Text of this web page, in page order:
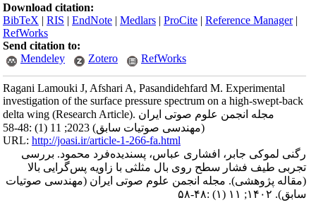
Download citation:
BibTeX |RIS |EndNote |Medlars |ProCite |Reference Manager
RefWorks
Send citation to:
Mendeley
Zotero RefWorks
Ragani Lamouki J, Afshari A, Pasandidehfard M. Experimental
investigation of the surface pressure spectrum on a high-swept-back
delta wing (Research Article). مجله انجمن علوم صوتی ایران
(مهندسی صوتیات سابق) 2023; 11 (1) :48-58
URL:http://joasi.ir/article-1-266-fa.html
رگنی لموکی جابر، افشاری عباس، پسندیده‌فرد محمود. بررسی
تجربی طیف فشار سطح روی بال مثلثی با زاویه پس‌گرایی بالا
(مقاله پژوهشی). مجله انجمن علوم صوتی ایران (مهندسی صوتیات
سابق). ۱۴۰۲; ۱۱ (۱) :۴۸-۵۸